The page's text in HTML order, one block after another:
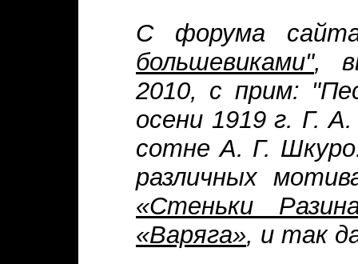
С форума
большевиками",
2010, с прим:
осени 1919 г. Г.
сотне А. Г.
различных
«Стеньки
«Варяга», и так